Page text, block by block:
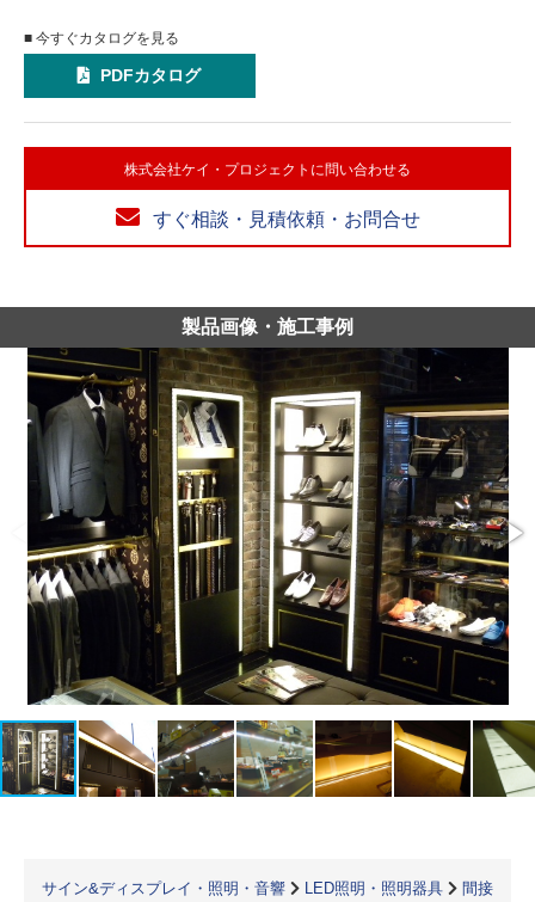
■ 今すぐカタログを見る
PDFカタログ
株式会社ケイ・プロジェクトに問い合わせる
すぐ相談・見積依頼・お問合せ
製品画像・施工事例
サイン&ディスプレイ・照明・音響 LED照明・照明器具
間接